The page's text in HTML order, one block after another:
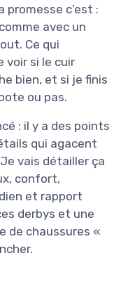
promesse c’est :
avec un
Ce qui
voir si le cuir
bien, et si je finis
ou pas.
: il y a des points
qui agacent
vais détailler ça
confort,
et rapport
derbys et une
de chaussures «